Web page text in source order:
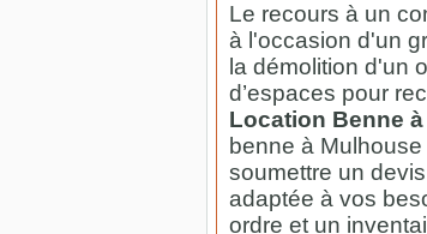
Le recours à un
à l'occasion d'un
la démolition d'un
d’espaces pour
Location Benne
benne à
soumettre un
adaptée à vos
ordre et un